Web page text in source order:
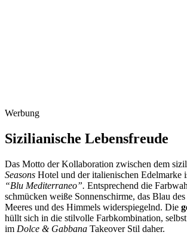
Werbung
Sizilianische Lebensfreude
Das Motto der Kollaboration zwischen dem
Seasons Hotel und der italienischen Edelmarke
“Blu Mediterraneo”. Entsprechend die
schmücken weiße Sonnenschirme, das Blau
Meeres und des Himmels widerspiegelnd. Die
hüllt sich in die stilvolle Farbkombination,
im Dolce & Gabbana Takeover Stil daher.